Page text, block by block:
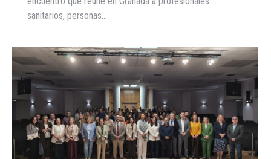
sanitarios, personas…